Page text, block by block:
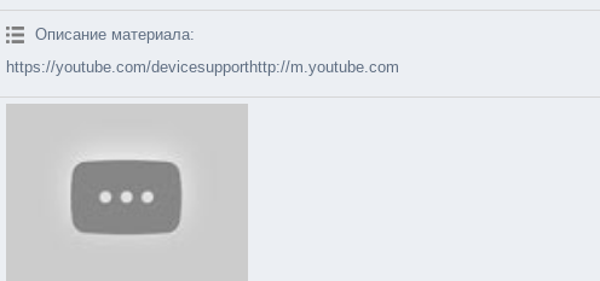
Описание материала:
https://youtube.com/devicesupporthttp://m.youtube.com